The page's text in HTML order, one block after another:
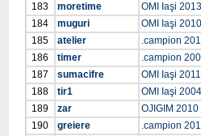
183
moretime
OMI Iaşi 2013
184
muguri
OMI Iaşi 2010
185
atelier
.campion
186
timer
.campion
187
sumacifre
OMI Iaşi 2011
188
tir1
OMI Iaşi 2004
189
zar
OJIGIM 2010
190
greiere
.campion